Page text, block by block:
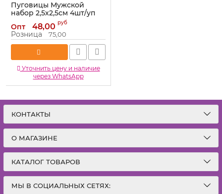
Пуговицы Мужской
набор 2,5х2,5см 4шт/уп
дерево 1033825
Артикул: 1033825
Опт 48,00 руб
Розница 75,00
Уточнить цену и наличие
через WhatsApp
КОНТАКТЫ
О МАГАЗИНЕ
КАТАЛОГ ТОВАРОВ
МЫ В СОЦИАЛЬНЫХ СЕТЯХ: